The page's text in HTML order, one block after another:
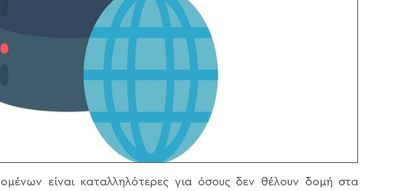
είναι καταλληλότερες για όσους δεν θέλουν δομή στα